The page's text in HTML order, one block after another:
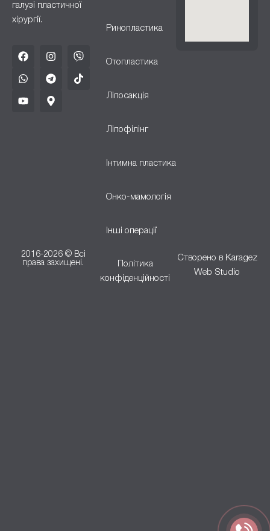
галузі пластичної
хірургії.
Ринопластика
Отопластика
Ліпосакція
Ліпофілінг
Інтимна пластика
Онко-мамологія
Інші операції
2016-2026 © Всі
права захищені.
Політика
конфіденційності
Створено в Karagez
Web Studio